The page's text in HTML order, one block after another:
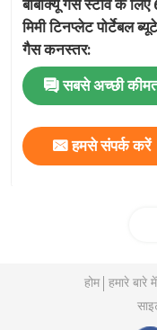
बीबीक्यू गैस स्टोव के लिए
मिमी टिनप्लेट पोर्टेबल
गैस कनस्तर:
सबसे अच्छी
हमसे संपर्क करें
होम हमारे बारे में